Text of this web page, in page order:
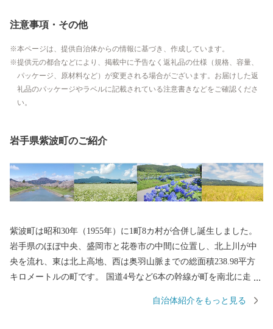
注意事項・その他
本ページは、提供自治体からの情報に基づき、作成しています。
提供元の都合などにより、掲載中に予告なく返礼品の仕様（規格、容量、
パッケージ、原材料など）が変更される場合がございます。お届けした返
礼品のパッケージやラベルに記載されている注意書きなどをご確認くださ
い。
岩手県紫波町のご紹介
紫波町は昭和30年（1955年）に1町8カ村が合併し誕生しました。
岩手県のほぼ中央、盛岡市と花巻市の中間に位置し、北上川が中
央を流れ、東は北上高地、西は奥羽山脈までの総面積238.98平方
キロメートルの町です。 国道4号など6本の幹線が町を南北に走
自治体紹介をもっと見る